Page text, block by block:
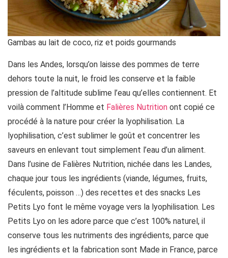
Gambas au lait de coco, riz et poids gourmands
Dans les Andes, lorsqu’on laisse des pommes de terre
dehors toute la nuit, le froid les conserve et la faible
pression de l’altitude sublime l’eau qu’elles contiennent. Et
voilà comment l’Homme et Falières Nutrition ont copié ce
procédé à la nature pour créer la lyophilisation. La
lyophilisation, c’est sublimer le goût et concentrer les
saveurs en enlevant tout simplement l’eau d’un aliment.
Dans l’usine de Falières Nutrition, nichée dans les Landes,
chaque jour tous les ingrédients (viande, légumes, fruits,
féculents, poisson …) des recettes et des snacks Les
Petits Lyo font le même voyage vers la lyophilisation. Les
Petits Lyo on les adore parce que c’est 100% naturel, il
conserve tous les nutriments des ingrédients, parce que
les ingrédients et la fabrication sont Made in France, parce